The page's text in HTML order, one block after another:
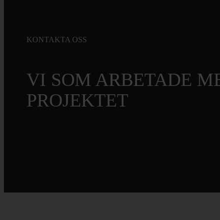
KONTAKTA OSS
VI SOM ARBETADE
PROJEKTET